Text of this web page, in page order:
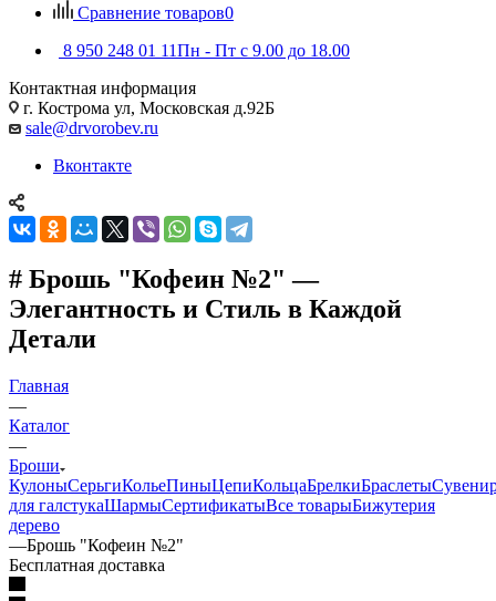
Сравнение товаров0
8 950 248 01 11Пн - Пт с 9.00 до 18.00
Контактная информация
г. Кострома ул, Московская д.92Б
sale@drvorobev.ru
Вконтакте
# Брошь "Кофеин №2" —
Элегантность и Стиль в Каждой
Детали
Главная
—
Каталог
—
Броши
КулоныСерьгиКольеПиныЦепиКольцаБрелкиБраслеты
для галстукаШармыСертификатыВсе товарыБижутерия
дерево
—Брошь "Кофеин №2"
Бесплатная доставка